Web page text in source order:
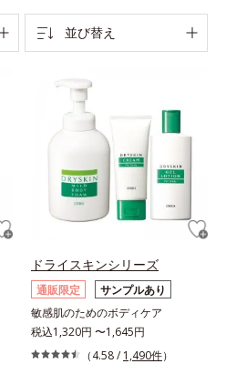
並び替え
ドライスキンシリーズ
通販限定
サンプルあり
敏感肌のためのボディケア
税込1,320円 〜1,645円
（4.58 / 1,490件）